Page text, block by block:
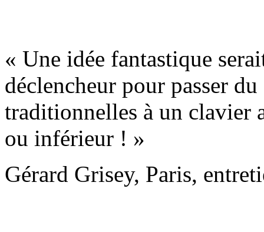
« Une idée fantastique
déclencheur pour passer
traditionnelles à un clavier
ou inférieur ! »
Gérard Grisey, Paris,